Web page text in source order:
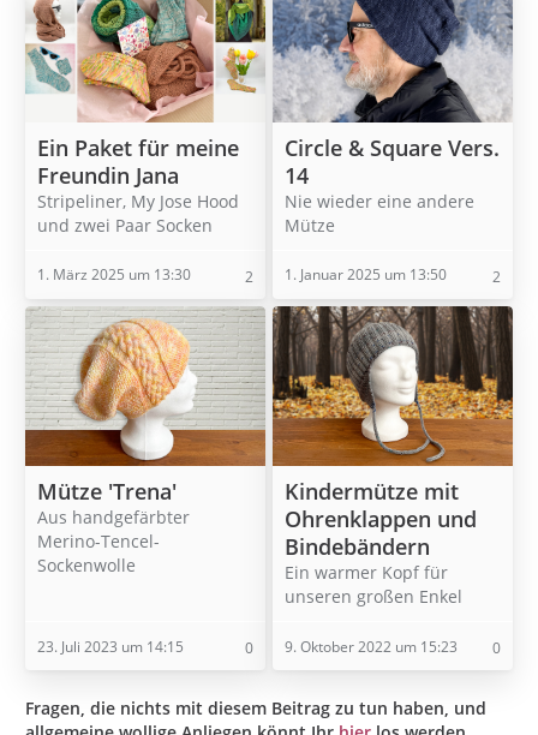
Ein Paket für meine
Freundin Jana
Stripeliner, My Jose Hood
und zwei Paar Socken
1. März 2025 um 13:30 2
Circle & Square Vers.
14
Nie wieder eine andere
Mütze
1. Januar 2025 um 13:50 2
Mütze 'Trena'
Aus handgefärbter
Merino-Tencel-
Sockenwolle
23. Juli 2023 um 14:15 0
Kindermütze mit
Ohrenklappen und
Bindebändern
Ein warmer Kopf für
unseren großen Enkel
9. Oktober 2022 um 15:23 0
Fragen, die nichts mit diesem Beitrag zu tun haben, und